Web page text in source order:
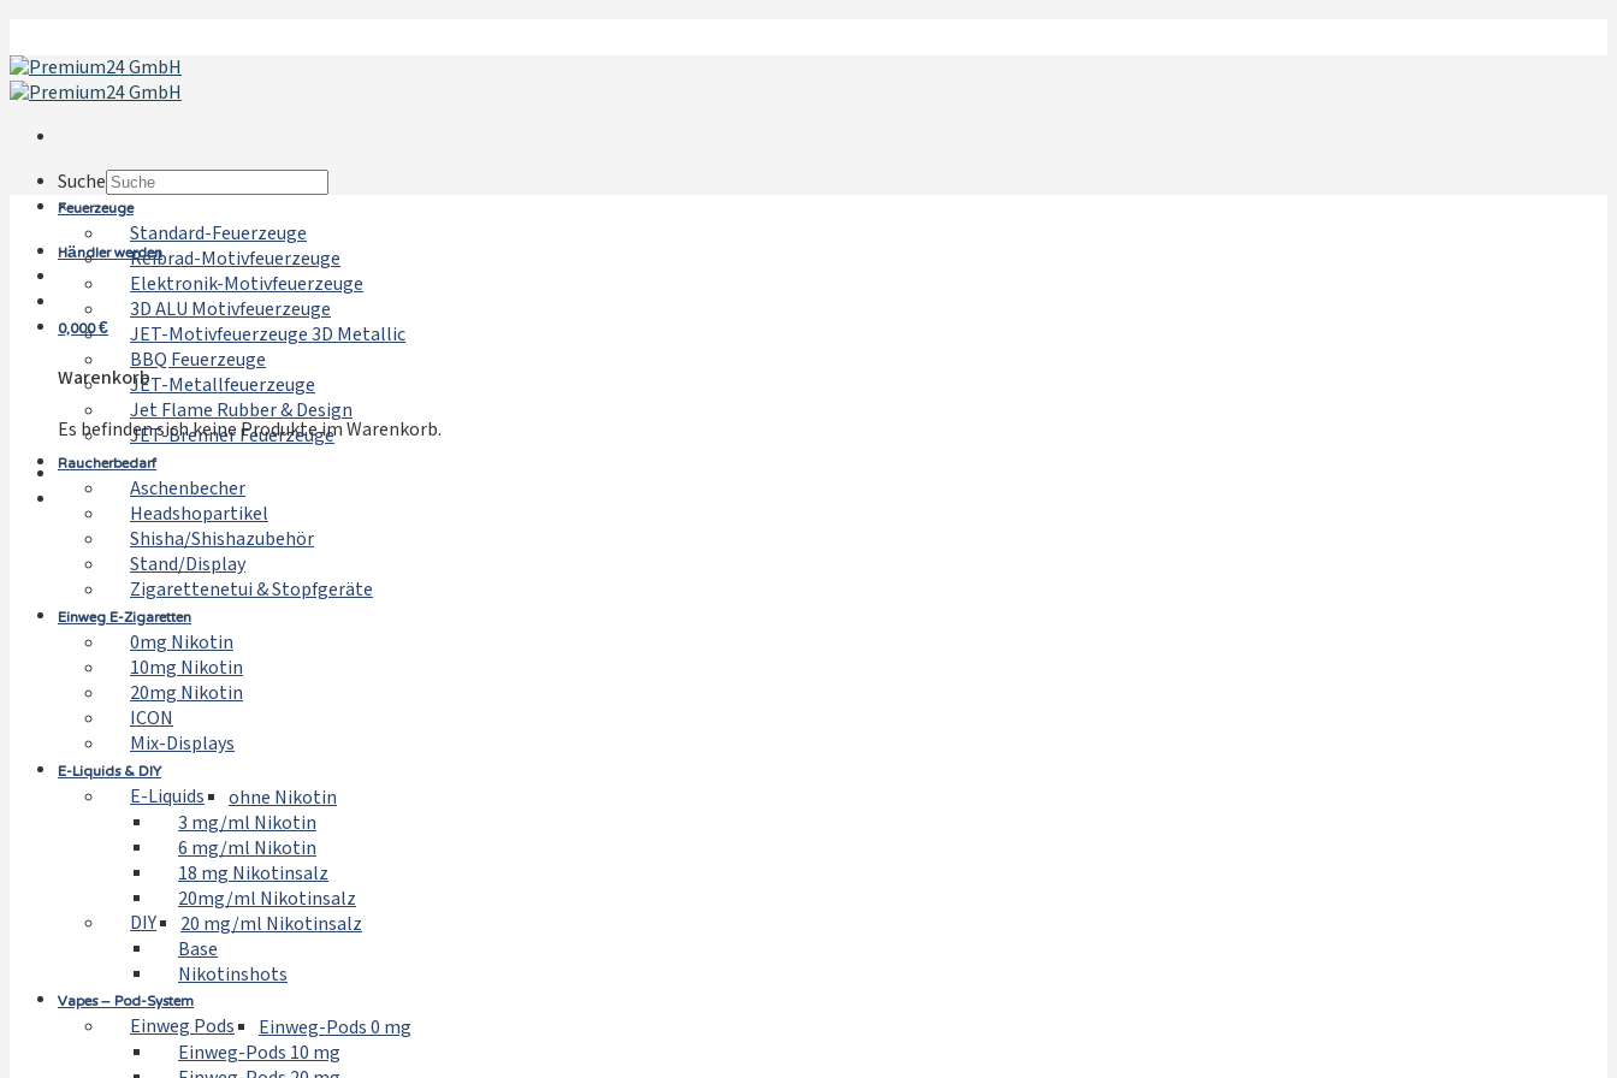
Inhalt
springen
Suche
×
Händler werden
0,000€
Warenkorb
Es befinden sich keine Produkte im Warenkorb.
Feuerzeuge
Standard-Feuerzeuge
Reibrad-Motivfeuerzeuge
Elektronik-Motivfeuerzeuge
3D ALU Motivfeuerzeuge
JET-Motivfeuerzeuge 3D Metallic
BBQ Feuerzeuge
JET-Metallfeuerzeuge
Jet Flame Rubber & Design
JET-Brenner Feuerzeuge
Raucherbedarf
Aschenbecher
Headshopartikel
Shisha/Shishazubehör
Stand/Display
Zigarettenetui & Stopfgeräte
Einweg E-Zigaretten
0mg Nikotin
10mg Nikotin
20mg Nikotin
ICON
Mix-Displays
E-Liquids & DIY
E-Liquids
ohne Nikotin
3 mg/ml Nikotin
6 mg/ml Nikotin
18 mg Nikotinsalz
20mg/ml Nikotinsalz
DIY
20 mg/ml Nikotinsalz
Base
Nikotinshots
Vapes – Pod-System
Einweg Pods
Einweg-Pods 0 mg
Einweg-Pods 10 mg